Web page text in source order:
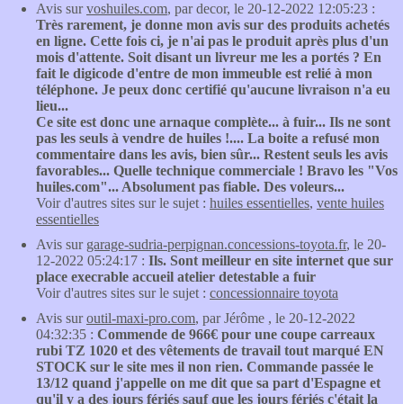
Avis survoshuiles.com, par decor, le 20-12-2022 12:05:23 :
Très rarement, je donne mon avis sur des produits achetés
en ligne. Cette fois ci, je n'ai pas le produit après plus d'un
mois d'attente. Soit disant un livreur me les a portés ? En
fait le digicode d'entre de mon immeuble est relié à mon
téléphone. Je peux donc certifié qu'aucune livraison n'a eu
lieu...
Ce site est donc une arnaque complète... à fuir... Ils ne sont
pas les seuls à vendre de huiles !.... La boite a refusé mon
commentaire dans les avis, bien sûr... Restent seuls les avis
favorables... Quelle technique commerciale ! Bravo les "Vos
huiles.com"... Absolument pas fiable. Des voleurs...
Voir d'autres sites sur le sujet : huiles essentielles, vente huiles
essentielles
Avis sur garage-sudria-perpignan.concessions-toyota.fr, le 20-
12-2022 05:24:17 : Ils. Sont meilleur en site internet que sur
place execrable accueil atelier detestable a fuir
Voir d'autres sites sur le sujet : concessionnaire toyota
Avis suroutil-maxi-pro.com, par Jérôme , le 20-12-2022
04:32:35 : Commende de 966€ pour une coupe carreaux
rubi TZ 1020 et des vêtements de travail tout marqué EN
STOCK sur le site mes il non rien. Commande passée le
13/12 quand j'appelle on me dit que sa part d'Espagne et
qu'il y a des jours fériés sauf que les jours fériés c'était la